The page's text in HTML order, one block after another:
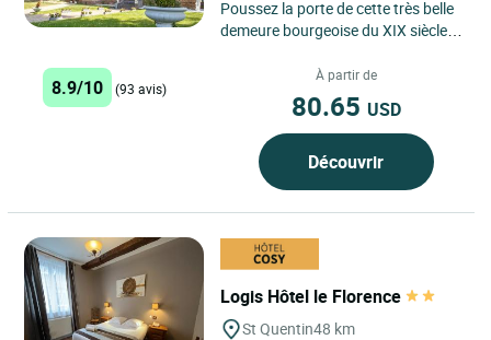
Poussez la porte de cette très belle
demeure bourgeoise du XIX siècle
confort moderne...
8.9/10 (93 avis)
À partir de
80.65 USD
Découvrir
Logis Hôtel le Florence
St Quentin48 km